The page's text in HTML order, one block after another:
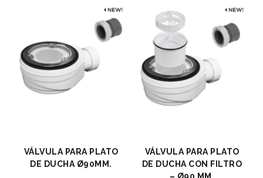
VÁLVULA PARA PLATO
DE DUCHA Ø90MM.
VÁLVULA PARA PLATO
DE DUCHA CON FILTRO
– Ø90 MM.